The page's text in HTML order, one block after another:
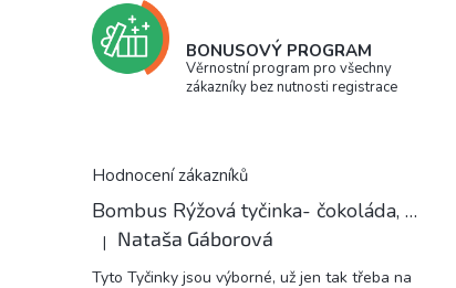
BONUSOVÝ PROGRAM
Věrnostní program pro všechny
zákazníky bez nutnosti registrace
Hodnocení zákazníků
Bombus Rýžová tyčinka- čokoláda, 18 g
Hodnocení produktu je 5 z 5 hvězdiček.
| Nataša Gáborová
Tyto Tyčinky jsou výborné, už jen tak třeba na